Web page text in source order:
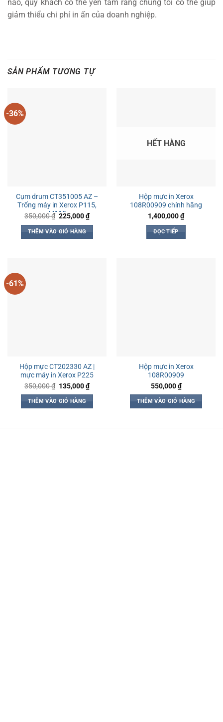
nào, quý khách có thể yên tâm rằng chúng tôi có thể giúp
giảm thiểu chi phí in ấn của doanh nghiệp.
SẢN PHẨM TƯƠNG TỰ
-36%
Cụm drum CT351005 AZ –
Trống máy in Xerox P115,
M115
350,000₫ Giá
là:
350,000 ₫.
225,000₫Giá
hiện
225,000 ₫.
THÊM VÀO GIỎ HÀNG
HẾT HÀNG
Hộp mực in Xerox
108R00909 chính hãng
1,400,000₫
ĐỌC TIẾP
-61%
Hộp mực CT202330 AZ |
mực máy in Xerox P225
350,000₫ Giá
là:
350,000 ₫.
135,000₫Giá
hiện
THÊM VÀO GIỎ HÀNG
Hộp mực in Xerox
108R00909
550,000₫
THÊM VÀO GIỎ HÀNG